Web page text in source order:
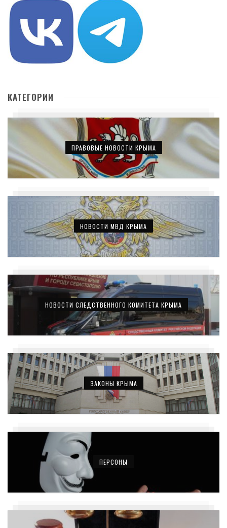
КАТЕГОРИИ
ПРАВОВЫЕ НОВОСТИ КРЫМА
НОВОСТИ МВД КРЫМА
НОВОСТИ СЛЕДСТВЕННОГО КОМИТЕТА КРЫМА
ЗАКОНЫ КРЫМА
ПЕРСОНЫ